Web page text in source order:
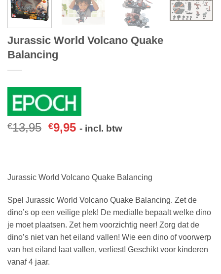
Jurassic World Volcano Quake
Balancing
€13,95 €9,95 - incl. btw
Jurassic World Volcano Quake Balancing
Spel Jurassic World Volcano Quake Balancing. Zet de
dino’s op een veilige plek! De medialle bepaalt welke dino
je moet plaatsen. Zet hem voorzichtig neer! Zorg dat de
dino’s niet van het eiland vallen! Wie een dino of voorwerp
van het eiland laat vallen, verliest! Geschikt voor kinderen
vanaf 4 jaar.